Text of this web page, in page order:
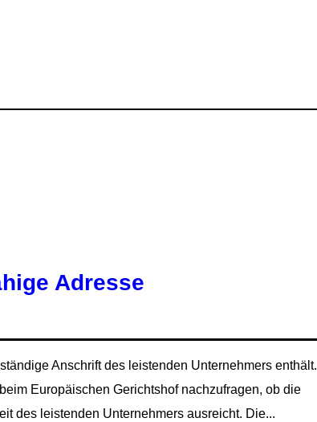
Adresse
Anschrift des leistenden Unternehmers enthält.
Europäischen Gerichtshof nachzufragen, ob die
des leistenden Unternehmers ausreicht. Die...